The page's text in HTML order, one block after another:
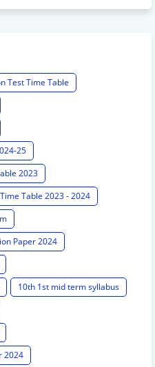
Test Time Table
25
2023
Table 2023 - 2024
Paper 2024
10th 1st mid term syllabus
2024